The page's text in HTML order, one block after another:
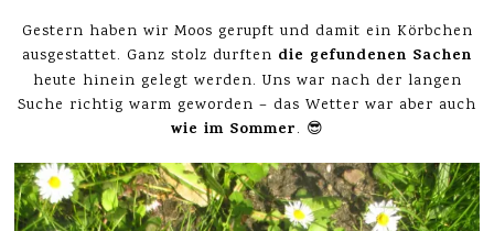
Gestern haben wir Moos gerupft und damit ein Körbchen
ausgestattet. Ganz stolz durften die gefundenen Sachen
heute hinein gelegt werden. Uns war nach der langen
Suche richtig warm geworden – das Wetter war aber auch
wie im Sommer. 😎